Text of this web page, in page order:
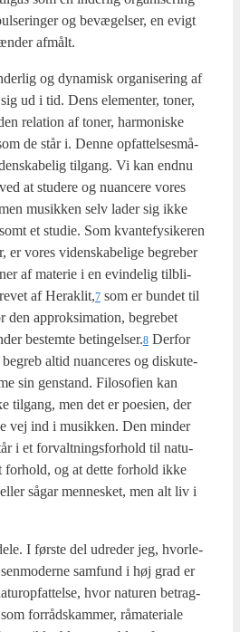
og bevæ­gel­ser, en evigt
afmå­lt.
og dyna­misk orga­ni­se­ring af
ud i tid. Dens ele­men­ter, toner,
rela­tion af toner, har­moni­ske
de står i. Den­ne opfat­tel­ses­må­
til­gang. Vi kan end­nu
at stu­de­re og nuan­ce­re vores
musik­ken selv lader sig ikke
et stu­die. Som kvan­te­fy­si­ke­ren
vores viden­ska­be­li­ge begre­ber
af mate­rie i en evin­de­lig til­bli­
af Heraklit,7 som er bun­det til
den approk­si­ma­tion, begre­bet
bestem­te betingelser.8 Der­for
altid nuan­ce­res og dis­ku­te­
sin gen­stand. Filo­so­fi­en kan
til­gang, men det er poesi­en, der
vej ind i musik­ken. Den min­der
i et for­valt­nings­for­hold til natu­
for­hold, og at det­te for­hold ikke
sågar men­ne­sket, men alt liv i
I før­ste del udre­der jeg, hvor­le­
sam­fund i høj grad er
hvor natu­ren betrag­
for­rå­dskam­mer, råma­te­ri­a­le